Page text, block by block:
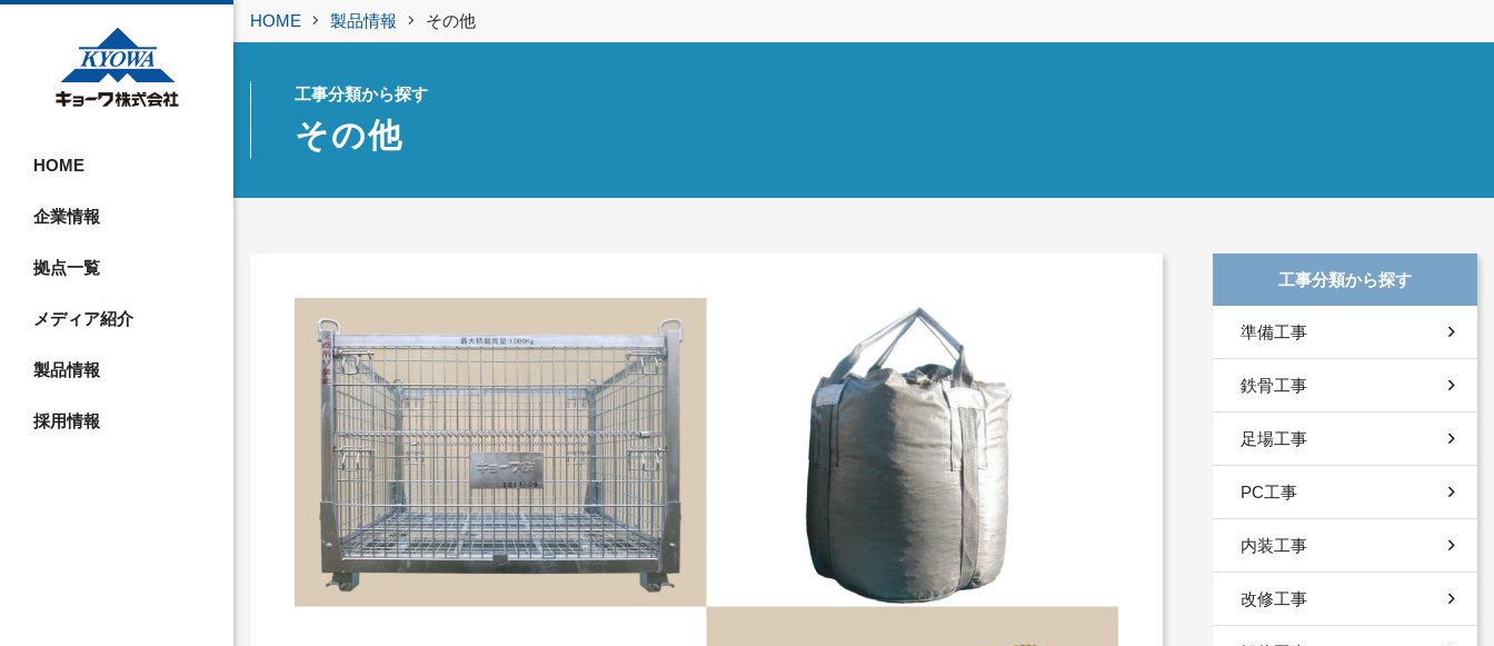
HOME
企業情報
拠点一覧
メディア紹介
製品情報
採用情報
HOME 製品情報 その他
工事分類から探す
その他
工事分類から探す
準備工事
鉄骨工事
足場工事
PC工事
内装工事
改修工事